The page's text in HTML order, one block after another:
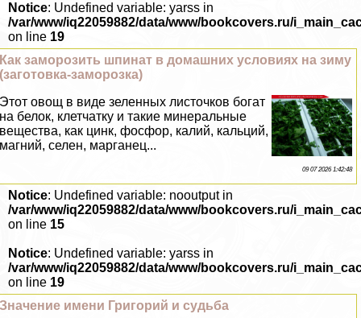
Notice: Undefined variable: yarss in
/var/www/iq22059882/data/www/bookcovers.ru/
on line 19
Как заморозить шпинат в домашних условиях на зиму
(заготовка-заморозка)
Этот овощ в виде зеленных листочков богат
на белок, клетчатку и такие минеральные
вещества, как цинк, фосфор, калий, кальций,
магний, селен, марганец...
09 07 2026 1:42:48
Notice: Undefined variable: nooutput in
/var/www/iq22059882/data/www/bookcovers.ru/
on line 15
Notice: Undefined variable: yarss in
/var/www/iq22059882/data/www/bookcovers.ru/
on line 19
Значение имени Григорий и судьба